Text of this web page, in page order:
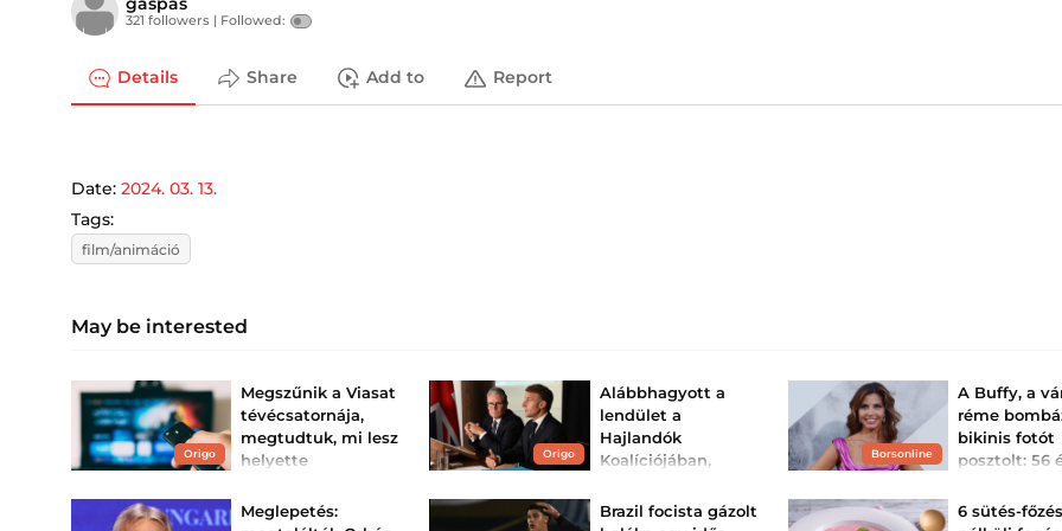
321 followers | Followed:
Details Share Add to Report
Date: 2024. 03. 13.
Tags:
film/animáció
May be interested
Origo
Megszűnik a Viasat
tévécsatornája,
megtudtuk, mi lesz
helyette
búcsút kell intenünk.
Origo
Alábbhagyott a
lendület a
Hajlandók
Koalíciójában,
válhat Ukrajna
támogatása
Borsonline
A Buffy, a
réme
bikinis fotót
posztolt: 56
formában
színés...
Meglepetés:
Brazil focista gázolt
6 sütés-főzés